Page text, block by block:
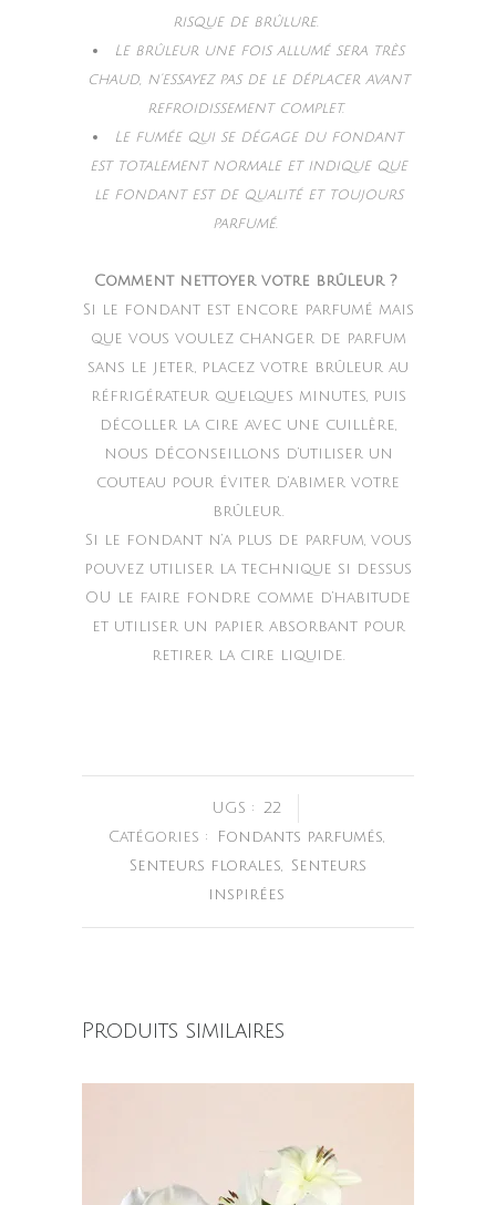
risque de brûlure.
Le brûleur une fois allumé sera très
chaud, n’essayez pas de le déplacer avant
refroidissement complet.
Le fumée qui se dégage du fondant
est totalement normale et indique que
le fondant est de qualité et toujours
parfumé.
Comment nettoyer votre brûleur ?
Si le fondant est encore parfumé mais
que vous voulez changer de parfum
sans le jeter, placez votre brûleur au
réfrigérateur quelques minutes, puis
décoller la cire avec une cuillère,
nous déconseillons d’utiliser un
couteau pour éviter d’abimer votre
brûleur.
Si le fondant n’a plus de parfum, vous
pouvez utiliser la technique si dessus
OU le faire fondre comme d’habitude
et utiliser un papier absorbant pour
retirer la cire liquide.
UGS : 22
Catégories :
Fondants parfumés,
Senteurs florales, Senteurs
inspirées
Produits similaires